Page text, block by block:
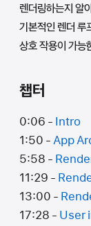
렌더링하는지 알
기본적인 렌더 루
상호 작용이 가능
챕터
0:06 - Intro
1:50 - App
5:58 -
11:29 -
13:00 -
17:28 - User